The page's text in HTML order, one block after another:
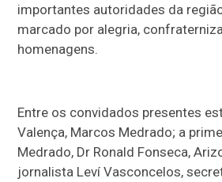
importantes autoridades da
marcado por alegria,
homenagens.
Entre os convidados presentes
Valença, Marcos Medrado; a
Medrado, Dr Ronald Fonseca,
jornalista Leví Vasconcelos,